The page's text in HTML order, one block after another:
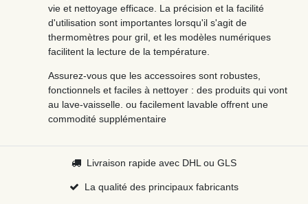
vie et nettoyage efficace. La précision et la facilité
d'utilisation sont importantes lorsqu'il s'agit de
thermomètres pour gril, et les modèles numériques
facilitent la lecture de la température.
Assurez-vous que les accessoires sont robustes,
fonctionnels et faciles à nettoyer : des produits qui vont
au lave-vaisselle. ou facilement lavable offrent une
commodité supplémentaire
Livraison rapide avec DHL ou GLS
La qualité des principaux fabricants